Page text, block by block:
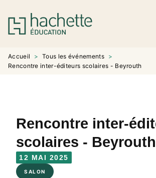
MENU RECHERCHE
PIED DE PAGE
Accueil > Tous les événements
>
Rencontre inter-éditeurs scolaires - Beyrouth
Rencontre inter-
scolaires - Beyrouth
12 MAI 2025
SALON